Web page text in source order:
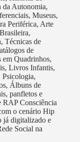
da Autonomia,
Museus,
Periférica, Arte
Técnicas de
de
em Quadrinhos,
Livros Infantis,
Álbuns de
panfletos e
RAP Consciência
o cenário Hip
já digitalizado e
Social na